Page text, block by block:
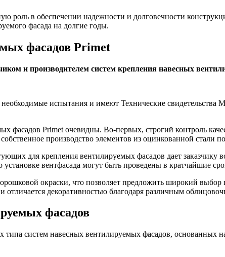
роль в обеспечении надежности и долговечности
фасада на долгие годы.
фасадов Primet
и производителем систем крепления навесных
испытания и имеют Технические свидетельства
фасадов Primet очевидны. Во-первых, строгий контроль
производство элементов из оцинкованной стали
для крепления вентилируемых фасадов дает заказчику
вентфасада могут быть проведены в кратчайшие
окраски, что позволяет предложить широкий выбор
отличается декоративностью благодаря различным
фасадов
систем навесных вентилируемых фасадов, основанных